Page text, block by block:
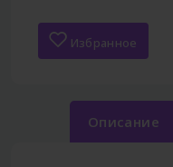
Избранное
Описание